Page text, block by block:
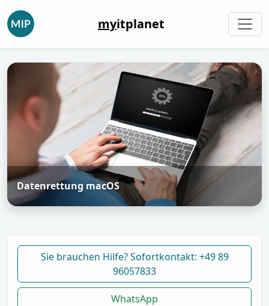
myitplanet
Datenrettung macOS
Sie brauchen Hilfe? Sofortkontakt: +49 89
96057833
WhatsApp